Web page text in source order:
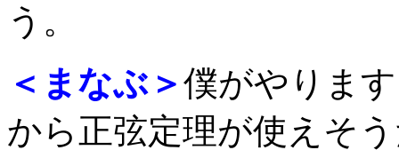
う。
＜まなぶ＞僕がやりま
から正弦定理が使えそ